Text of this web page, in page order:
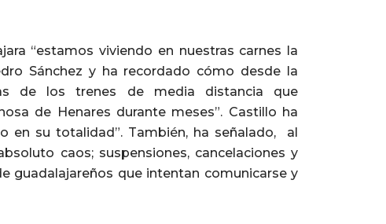
“estamos viviendo en nuestras carnes la
Sánchez y ha recordado cómo desde la
de los trenes de media distancia que
de Henares durante meses”. Castillo ha
en su totalidad”. También, ha señalado, al
caos; suspensiones, cancelaciones y
guadalajareños que intentan comunicarse y